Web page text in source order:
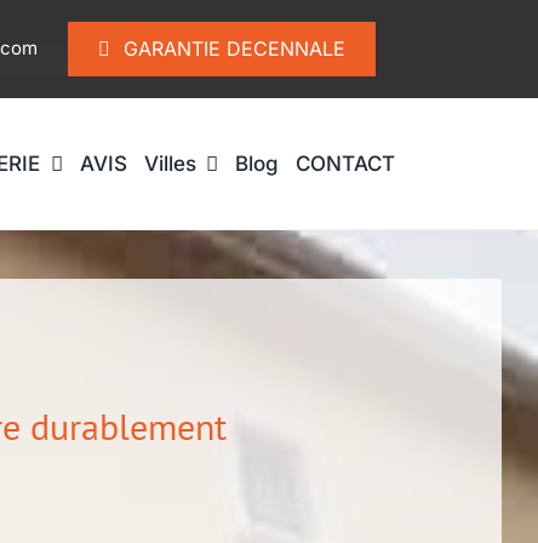
GARANTIE DECENNALE
AVIS Villes Blog CONTACT
durablement